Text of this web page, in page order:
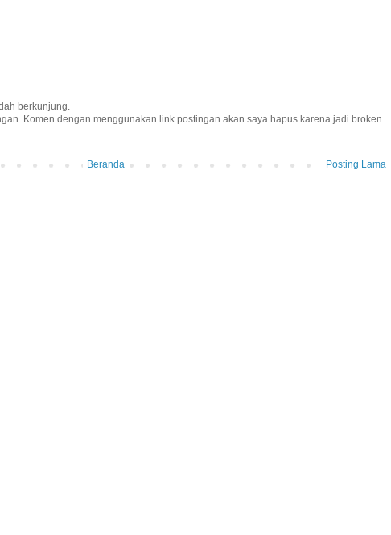
berkunjung.
Komen dengan menggunakan link postingan akan saya hapus karena jadi broken
Posting Lama
Beranda